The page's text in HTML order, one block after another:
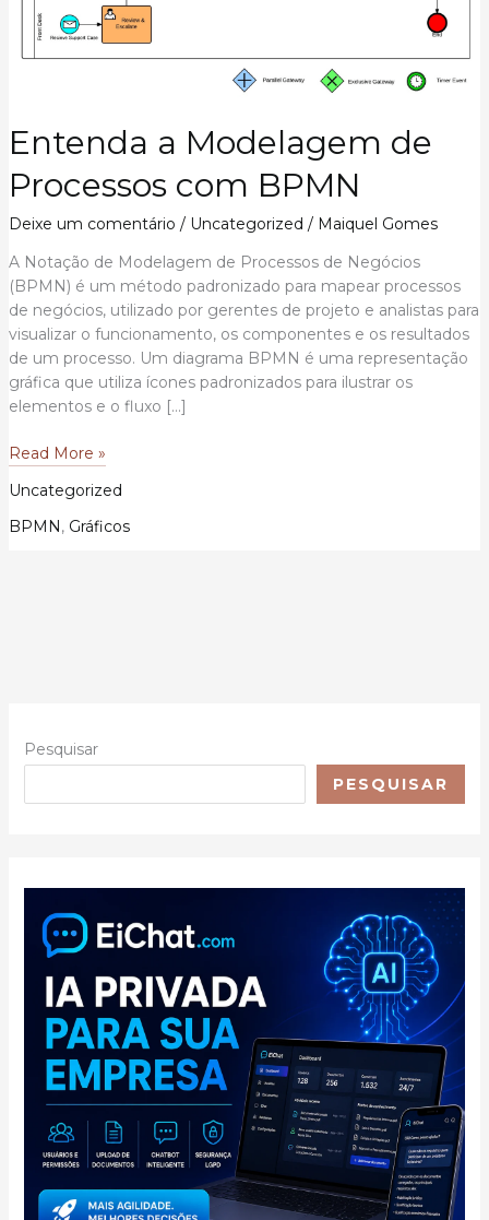
Entenda a Modelagem de
Processos com BPMN
Deixe um comentário / Uncategorized / Maiquel Gomes
A Notação de Modelagem de Processos de Negócios
(BPMN) é um método padronizado para mapear processos
de negócios, utilizado por gerentes de projeto e analistas para
visualizar o funcionamento, os componentes e os resultados
de um processo. Um diagrama BPMN é uma representação
gráfica que utiliza ícones padronizados para ilustrar os
elementos e o fluxo […]
Entenda
Modelagem
de
Read More »
Uncategorized
BPMN, Gráficos
Pesquisar
PESQUISAR